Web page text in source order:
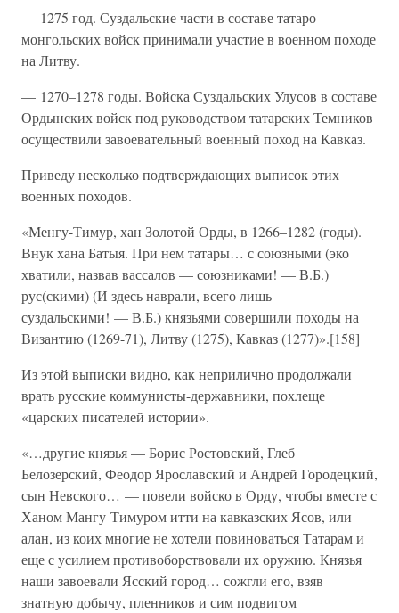
— 1275 год. Суздальские части в составе татаро-
монгольских войск принимали участие в военном походе
на Литву.
— 1270–1278 годы. Войска Суздальских Улусов в составе
Ордынских войск под руководством татарских Темников
осуществили завоевательный военный поход на Кавказ.
Приведу несколько подтверждающих выписок этих
военных походов.
«Менгу-Тимур, хан Золотой Орды, в 1266–1282 (годы).
Внук хана Батыя. При нем татары… с союзными (эко
хватили, назвав вассалов — союзниками! — В.Б.)
рус(скими) (И здесь наврали, всего лишь —
суздальскими! — В.Б.) князьями совершили походы на
Византию (1269-71), Литву (1275), Кавказ (1277)».[158]
Из этой выписки видно, как неприлично продолжали
врать русские коммунисты-державники, похлеще
«царских писателей истории».
«…другие князья — Борис Ростовский, Глеб
Белозерский, Феодор Ярославский и Андрей Городецкий,
сын Невского… — повели войско в Орду, чтобы вместе с
Ханом Мангу-Тимуром итти на кавказских Ясов, или
алан, из коих многие не хотели повиноваться Татарам и
еще с усилием противоборствовали их оружию. Князья
наши завоевали Ясский город… сожгли его, взяв
знатную добычу, пленников и сим подвигом